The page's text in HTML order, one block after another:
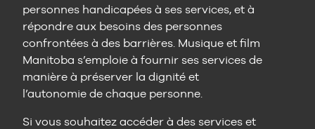
personnes handicapées à ses services, et à
répondre aux besoins des personnes
confrontées à des barrières. Musique et film
Manitoba s’emploie à fournir ses services de
manière à préserver la dignité et
l’autonomie de chaque personne.
Si vous souhaitez accéder à des services et